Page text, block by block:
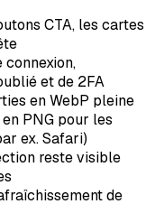
CTA, les cartes
et de 2FA
en WebP pleine
PNG pour les
ex. Safari)
reste visible
de